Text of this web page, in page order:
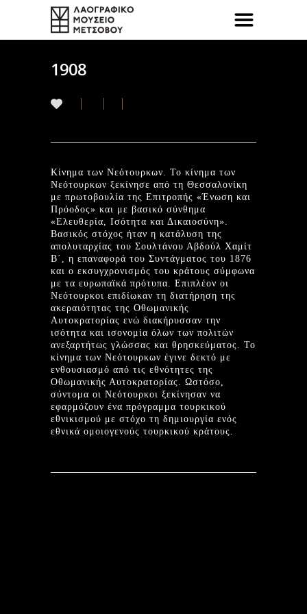
1908
Κίνημα των Νεότουρκων. Το κίνημα των
Νεότουρκων ξεκίνησε από τη Θεσσαλονίκη
με πρωτοβουλία της Επιτροπής «Ένωση και
Πρόοδος» και με βασικό σύνθημα
«Ελευθερία, Ισότητα και Δικαιοσύνη».
Βασικός στόχος ήταν η κατάλυση της
απολυταρχίας του Σουλτάνου Αβδούλ Χαμίτ
Β΄, η επαναφορά του Συντάγματος του 1876
και ο εκσυγχρονισμός του κράτους σύμφωνα
με τα ευρωπαϊκά πρότυπα. Επιπλέον οι
Νεότουρκοι επιδίωκαν τη διατήρηση της
ακεραιότητας της Οθωμανικής
Αυτοκρατορίας ενώ διακήρυσσαν την
ισότητα και ισονομία όλων των πολιτών
ανεξαρτήτως γλώσσας και θρησκεύματος. Το
κίνημα των Νεότουρκων έγινε δεκτό με
ενθουσιασμό από τις εθνότητες της
Οθωμανικής Αυτοκρατορίας. Ωστόσο,
σύντομα οι Νεότουρκοι ξεκίνησαν να
εφαρμόζουν ένα πρόγραμμα τουρκικού
εθνικισμού με στόχο τη δημιουργία ενός
εθνικά ομοιογενούς τουρκικού κράτους.